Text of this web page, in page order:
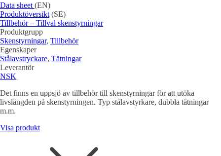
Data sheet (EN)
Produktöversikt (SE)
Tillbehör – Tillval skenstyrningar
Produktgrupp
Skenstyrningar, Tillbehör
Egenskaper
Stålavstryckare, Tätningar
Leverantör
NSK
Det finns en uppsjö av tillbehör till skenstyrningar för att utöka
livslängden på skenstyrningen. Typ stålavstyrkare, dubbla tätningar
m.m.
Visa produkt